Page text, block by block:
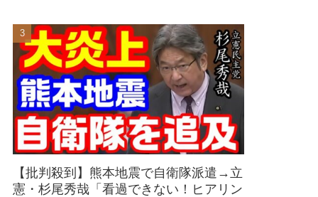
【批判殺到】熊本地震で自衛隊派遣→立
憲・杉尾秀哉「看過できない！ヒアリン